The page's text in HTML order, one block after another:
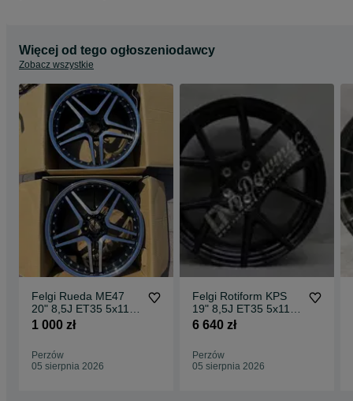
Więcej od tego ogłoszeniodawcy
Zobacz wszystkie
Felgi Rueda ME47
20" 8,5J ET35 5x112
CBKF1 / 2 sztuki
1 000 zł
Perzów
05 sierpnia 2026
Felgi Rotiform KPS
19" 8,5J ET35 5x112
Matte Black Face w/
6 640 zł
Perzów
05 sierpnia 2026